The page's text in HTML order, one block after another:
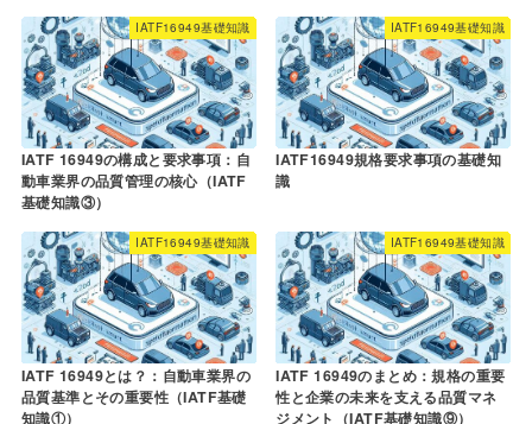
IATF16949基礎知識
IATF 16949の構成と要求事項：自
動車業界の品質管理の核心（IATF
基礎知識③）
IATF16949基礎知識
IATF16949規格要求事項の基礎知
識
IATF16949基礎知識
IATF 16949とは？：自動車業界の
品質基準とその重要性（IATF基礎
知識①）
IATF16949基礎知識
IATF 16949のまとめ：規格の重要
性と企業の未来を支える品質マネ
ジメント（IATF基礎知識⑨）